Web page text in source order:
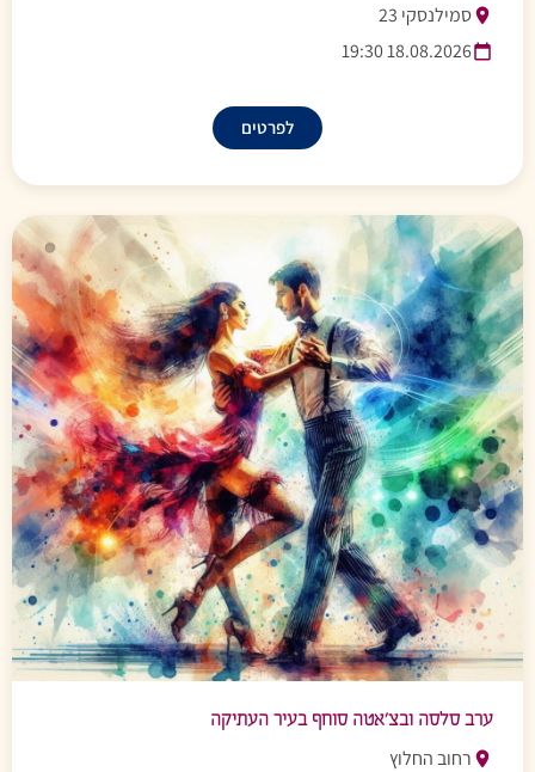
סמילנסקי 23
18.08.2026 19:30
לפרטים
ערב סלסה ובצ’אטה סוחף בעיר העתיקה
רחוב החלוץ